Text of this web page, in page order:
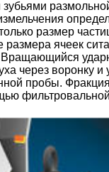
размер
ячеек
через воронку и
пробы.